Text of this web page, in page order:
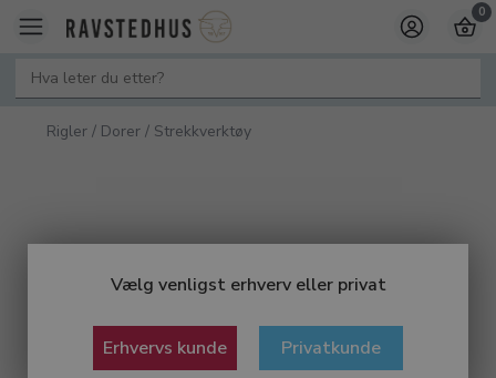
Vælg venligst erhverv eller privat
Erhvervs kunde Privatkunde
0
Rigler / Dorer / Strekkverktøy